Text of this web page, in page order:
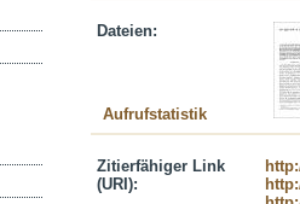
Dateien:
Aufrufstatistik
Zitierfähiger Link
(URI):